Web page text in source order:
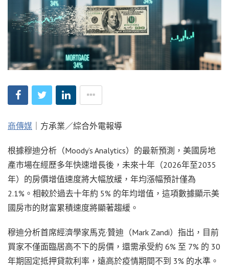
商傳媒 ｜方承業／綜合外電報導
根據穆迪分析（Moody’s Analytics）的最新預測，美國房地
產市場在經歷多年快速增長後，未來十年（2026年至2035
年）的房價增值速度將大幅放緩，年均漲幅預計僅為
2.1%。相較於過去十年約 5% 的年均增值，這項數據顯示美
國房市的財富累積速度將顯著趨緩。
穆迪分析首席經濟學家馬克·贊迪（Mark Zandi）指出，目前
買家不僅面臨居高不下的房價，還需承受約 6% 至 7% 的 30
年期固定抵押貸款利率，遠高於疫情期間不到 3% 的水準。